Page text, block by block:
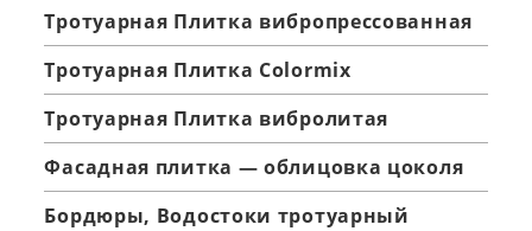
Тротуарная Плитка вибропрессованная
Тротуарная Плитка Colormix
Тротуарная Плитка вибролитая
Фасадная плитка — облицовка цоколя
Бордюры, Водостоки тротуарный